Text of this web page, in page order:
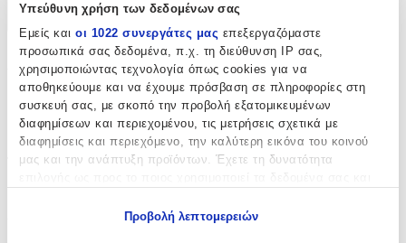
Υπεύθυνη χρήση των δεδομένων σας
Εμείς και οι 1022 συνεργάτες μας επεξεργαζόμαστε
προσωπικά σας δεδομένα, π.χ. τη διεύθυνση IP σας,
χρησιμοποιώντας τεχνολογία όπως cookies για να
αποθηκεύουμε και να έχουμε πρόσβαση σε πληροφορίες στη
συσκευή σας, με σκοπό την προβολή εξατομικευμένων
διαφημίσεων και περιεχομένου, τις μετρήσεις σχετικά με
διαφημίσεις και περιεχόμενο, την καλύτερη εικόνα του κοινού
μας και την ανάπτυξη προϊόντων. Έχετε τη δυνατότητα
Προβολή λεπτομερειών
Χαρακτηριστικά
με Κλειδαριά:
Όχι
Τύπος :
Μπρελόκ